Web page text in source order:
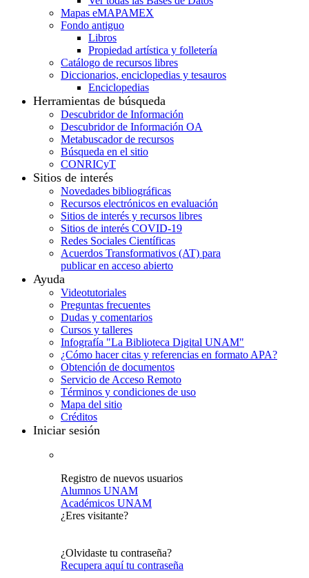
Mapas eMAPAMEX
Fondo antiguo
Libros
Propiedad artística y folletería
Catálogo de recursos libres
Diccionarios, enciclopedias y tesauros
Enciclopedias
Herramientas de búsqueda
Descubridor de Información
Descubridor de Información OA
Metabuscador de recursos
Búsqueda en el sitio
CONRICyT
Sitios de interés
Novedades bibliográficas
Recursos electrónicos en evaluación
Sitios de interés y recursos libres
Sitios de interés COVID-19
Redes Sociales Científicas
Acuerdos Transformativos (AT) para
publicar en acceso abierto
Ayuda
Videotutoriales
Preguntas frecuentes
Dudas y comentarios
Cursos y talleres
Infografía "La Biblioteca Digital UNAM"
¿Cómo hacer citas y referencias en formato APA?
Obtención de documentos
Servicio de Acceso Remoto
Términos y condiciones de uso
Mapa del sitio
Créditos
Iniciar sesión
Registro de nuevos usuarios
Alumnos UNAM
Académicos UNAM
¿Eres visitante?
¿Olvidaste tu contraseña?
Recupera aquí tu contraseña